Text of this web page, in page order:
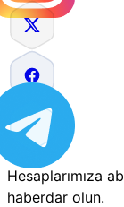
Hesaplarımıza
haberdar olun.